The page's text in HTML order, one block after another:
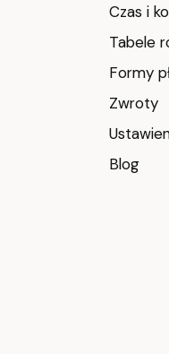
Czas i
Tabele
Formy
Zwroty
Blog